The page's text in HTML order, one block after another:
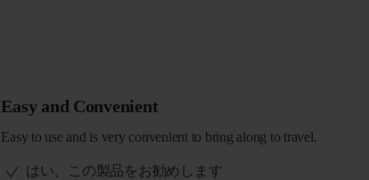
Easy and Convenient
Easy to use and is very convenient to bring along to travel.
はい、この製品をお勧めします